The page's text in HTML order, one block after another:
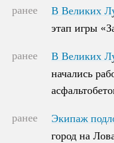
ранее
В Великих
этап игры
В Великих
этап игры
ранее
В Великих
начались
В Великих
начались
ранее
Экипаж
город на
Экипаж
город на